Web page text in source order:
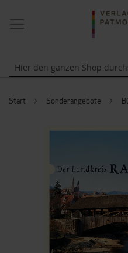
NAVIGATION
UMSCHALTEN
Start Sonderangebote